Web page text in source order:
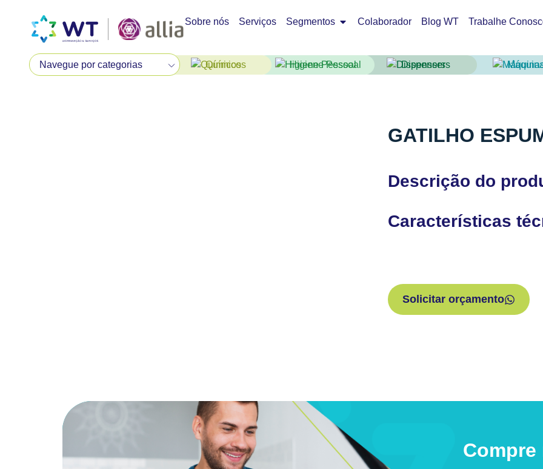
Sobre nós Serviços Segmentos Colaborador Blog WT Trabalhe
Químicos Higiene Pessoal Dispensers
GATILHO
Descrição do
Características
Solicitar orçamento
Compre